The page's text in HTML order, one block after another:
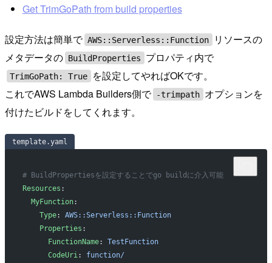
Get TrimGoPath from build properties
設定方法は簡単で AWS::Serverless::Function
リソースの
メタデータの BuildProperties プロパティ内で
TrimGoPath: True
を設定してやればOKです。
これでAWS Lambda Builders側で
-trimpath オプションを
付けたビルドをしてくれます。
template.yaml
# BuildPropertiesを設定することでgo buildに介入可能
Resources :
  MyFunction
:
    Type
: AWS::Serverless::Function
    Properties
:
      FunctionName
: TestFunction
      CodeUri
: function/